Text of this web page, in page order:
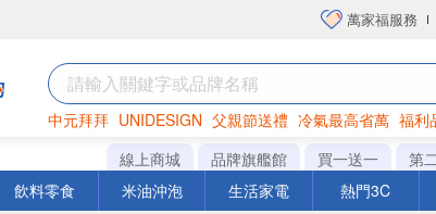
萬家福服務
中元拜拜 UNIDESIGN 父親節送禮 冷氣最高省萬 福利
巧克力 罐頭 衛生紙
線上商城 品牌旗艦館 買一送一 第
飲料零食 米油沖泡 生活家電 熱門3C